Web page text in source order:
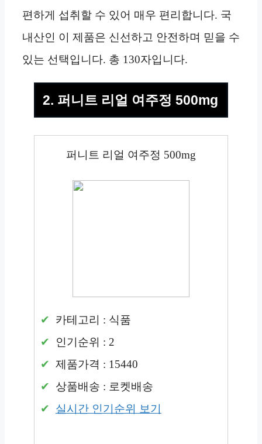
편하게 섭취할 수 있어 매우 편리합니다. 국
내산인 이 제품은 신선하고 안전하며 믿을 수
있는 선택입니다. 총 130자입니다.
2. 퍼니트 리얼 여주정 500mg
퍼니트 리얼 여주정 500mg
카테고리 : 식품
인기순위 : 2
제품가격 : 15440
상품배송 : 로켓배송
실시간 인기순위 보기